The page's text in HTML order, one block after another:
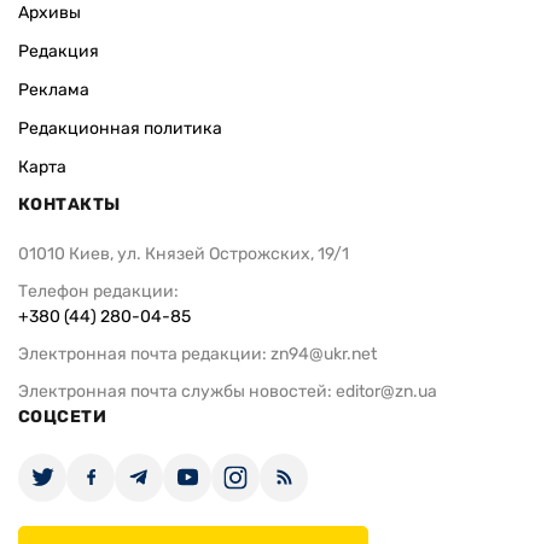
Архивы
Редакция
Реклама
Редакционная политика
Карта
КОНТАКТЫ
01010 Киев, ул. Князей Острожских, 19/1
Телефон редакции:
+380 (44) 280-04-85
Электронная почта редакции: zn94@ukr.net
Электронная почта службы новостей: editor@zn.ua
СОЦСЕТИ